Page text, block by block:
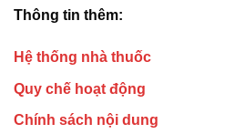
Thông tin thêm:
Hệ thống nhà thuốc
Quy chế hoạt động
Chính sách nội dung